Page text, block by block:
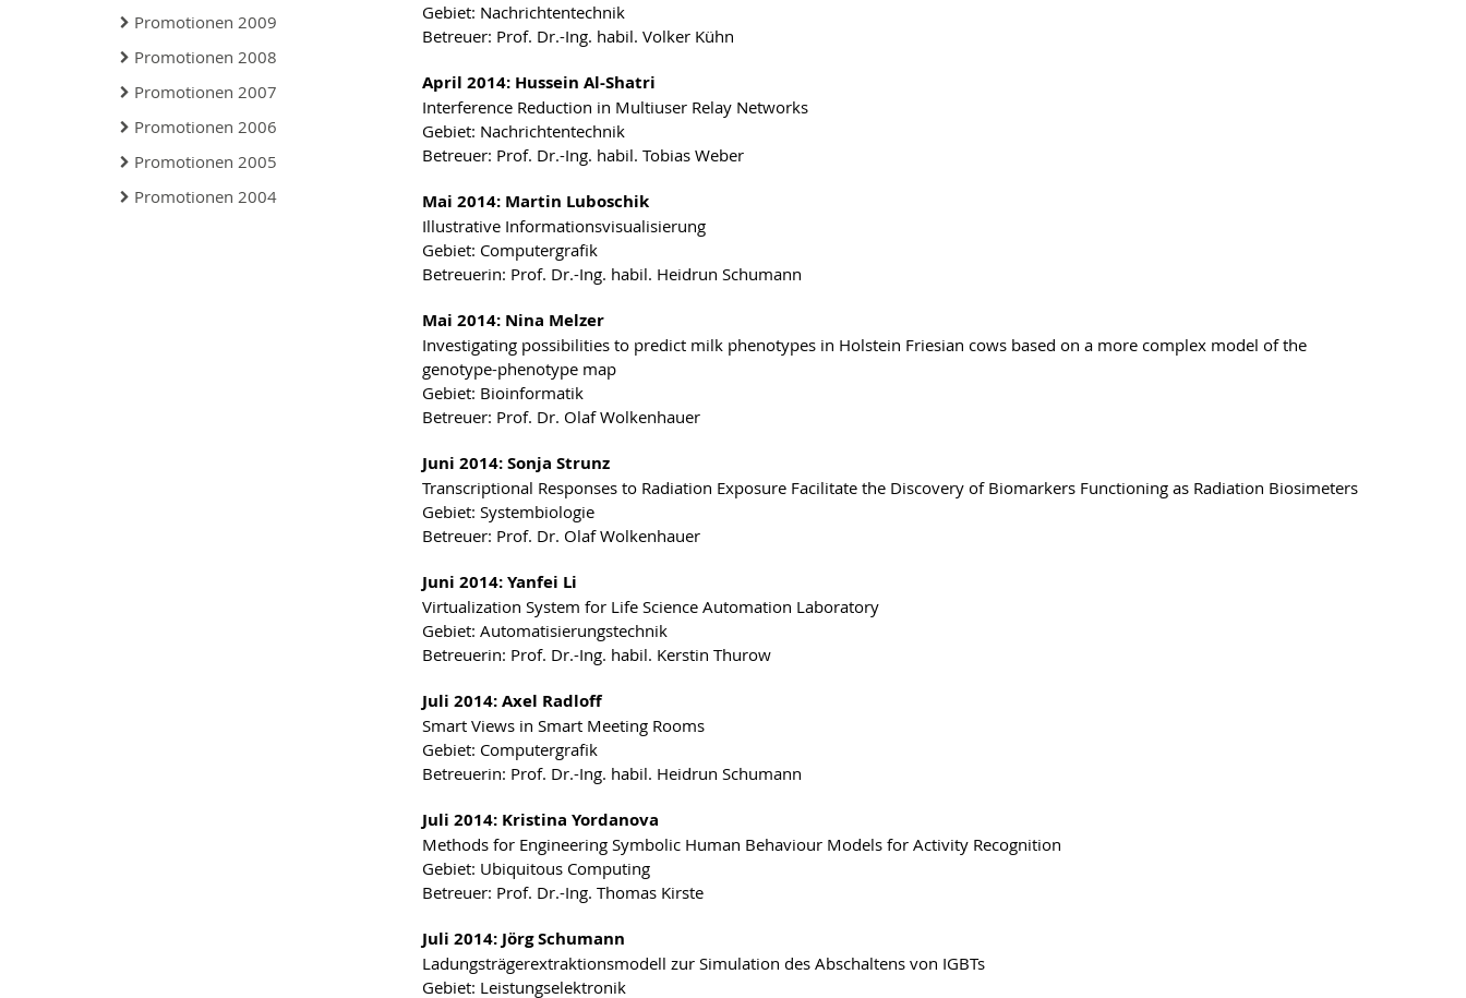
Promotionen 2009
Promotionen 2008
Promotionen 2007
Promotionen 2006
Promotionen 2005
Promotionen 2004
Gebiet: Nachrichtentechnik
Betreuer: Prof. Dr.-Ing. habil. Volker Kühn
April 2014: Hussein Al-Shatri
Interference Reduction in Multiuser Relay Networks
Gebiet: Nachrichtentechnik
Betreuer: Prof. Dr.-Ing. habil. Tobias Weber
Mai 2014: Martin Luboschik
Illustrative Informationsvisualisierung
Gebiet: Computergrafik
Betreuerin: Prof. Dr.-Ing. habil. Heidrun Schumann
Mai 2014: Nina Melzer
Investigating possibilities to predict milk phenotypes in Holstein Friesian cows based on a more complex model of the
genotype-phenotype map
Gebiet: Bioinformatik
Betreuer: Prof. Dr. Olaf Wolkenhauer
Juni 2014: Sonja Strunz
Transcriptional Responses to Radiation Exposure Facilitate the Discovery of Biomarkers Functioning as Radiation Biosimeters
Gebiet: Systembiologie
Betreuer: Prof. Dr. Olaf Wolkenhauer
Juni 2014: Yanfei Li
Virtualization System for Life Science Automation Laboratory
Gebiet: Automatisierungstechnik
Betreuerin: Prof. Dr.-Ing. habil. Kerstin Thurow
Juli 2014: Axel Radloff
Smart Views in Smart Meeting Rooms
Gebiet: Computergrafik
Betreuerin: Prof. Dr.-Ing. habil. Heidrun Schumann
Juli 2014: Kristina Yordanova
Methods for Engineering Symbolic Human Behaviour Models for Activity Recognition
Gebiet: Ubiquitous Computing
Betreuer: Prof. Dr.-Ing. Thomas Kirste
Juli 2014: Jörg Schumann
Ladungsträgerextraktionsmodell zur Simulation des Abschaltens von IGBTs
Gebiet: Leistungselektronik